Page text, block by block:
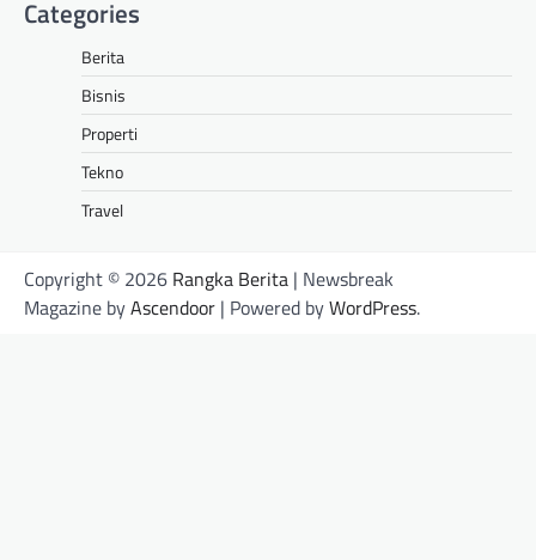
Categories
Berita
Bisnis
Properti
Tekno
Travel
Copyright © 2026 Rangka Berita | Newsbreak
Magazine byAscendoor | Powered byWordPress.